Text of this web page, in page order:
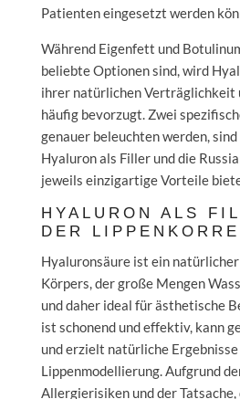
Patienten eingesetzt werden
Während Eigenfett und
beliebte Optionen sind, wird
ihrer natürlichen
häufig bevorzugt. Zwei
genauer beleuchten werden,
Hyaluron als Filler und die
jeweils einzigartige Vorteile
HYALURON ALS
DER
Hyaluronsäure ist ein
Körpers, der große Mengen
und daher ideal für ästhetische
ist schonend und effektiv, kann
und erzielt natürliche
Lippenmodellierung. Aufgrund
Allergierisiken und der